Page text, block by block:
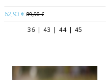
62,93 € 89,90 €
36 | 43 | 44 | 45